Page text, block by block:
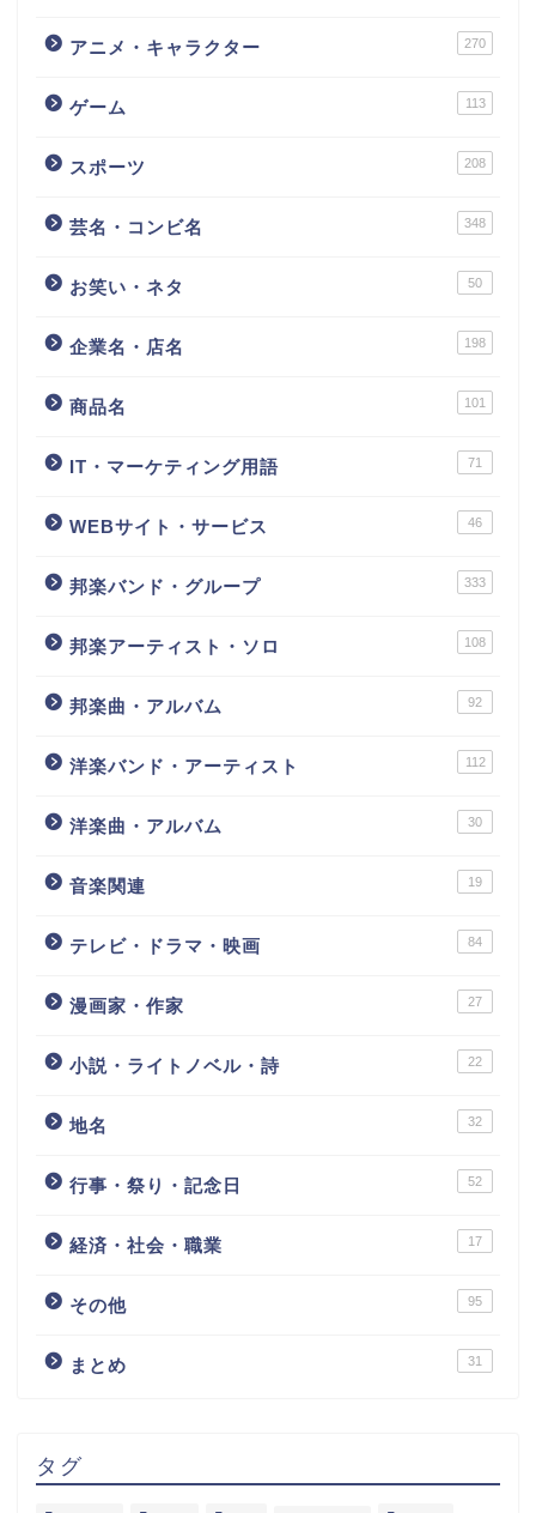
アニメ・キャラクター 270
ゲーム 113
スポーツ 208
芸名・コンビ名 348
お笑い・ネタ 50
企業名・店名 198
商品名 101
IT・マーケティング用語 71
WEBサイト・サービス 46
邦楽バンド・グループ 333
邦楽アーティスト・ソロ 108
邦楽曲・アルバム 92
洋楽バンド・アーティスト 112
洋楽曲・アルバム 30
音楽関連 19
テレビ・ドラマ・映画 84
漫画家・作家 27
小説・ライトノベル・詩 22
地名 32
行事・祭り・記念日 52
経済・社会・職業 17
その他 95
まとめ 31
タグ